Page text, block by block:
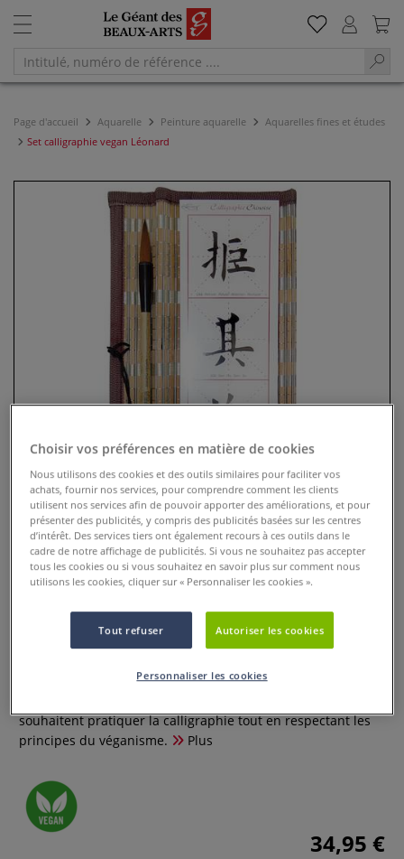
Page d'accueil Aquarelle Peinture aquarelle
Aquarelles fines et études
Set calligraphie vegan Léonard
Set calligraphie vegan Léonard
souhaitent pratiquer la calligraphie tout en respectant les
principes du véganisme.
Plus
34,95 €
Choisir vos préférences en matière de cookies
Nous utilisons des cookies et des outils similaires pour faciliter vos
achats, fournir nos services, pour comprendre comment les clients
utilisent nos services afin de pouvoir apporter des améliorations, et pour
présenter des publicités, y compris des publicités basées sur les centres
d’intérêt. Des services tiers ont également recours à ces outils dans le
cadre de notre affichage de publicités. Si vous ne souhaitez pas accepter
tous les cookies ou si vous souhaitez en savoir plus sur comment nous
utilisons les cookies, cliquer sur « Personnaliser les cookies ».
Tout refuser Autoriser les cookies
Personnaliser les cookies